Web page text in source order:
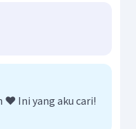
seperti yang
❤️ Ini yang aku cari!